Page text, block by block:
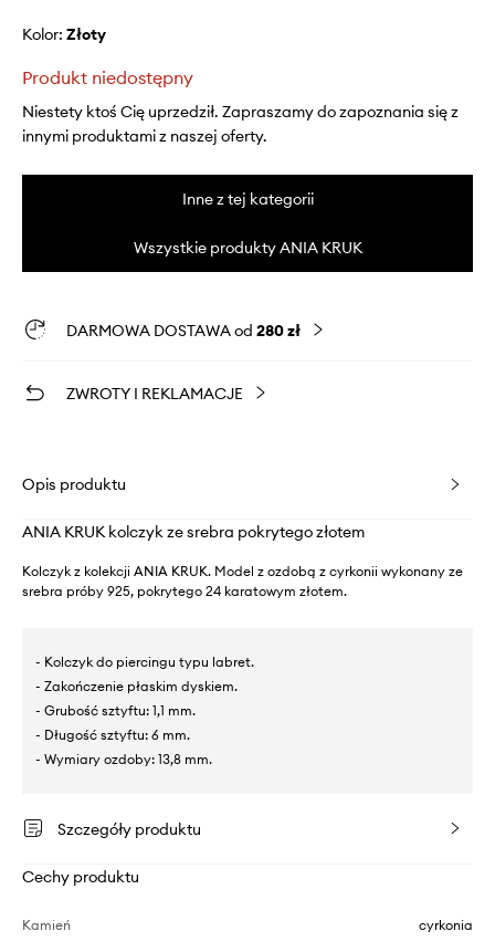
Kolor: złoty
Produkt niedostępny
Niestety ktoś Cię uprzedził. Zapraszamy do zapoznania się z
innymi produktami z naszej oferty.
Inne z tej kategorii
Wszystkie produkty ANIA KRUK
DARMOWA DOSTAWA od 280 zł
ZWROTY I REKLAMACJE
Opis produktu
ANIA KRUK kolczyk ze srebra pokrytego złotem
Kolczyk z kolekcji ANIA KRUK. Model z ozdobą z cyrkonii wykonany ze
srebra próby 925, pokrytego 24 karatowym złotem.
- Kolczyk do piercingu typu labret.
- Zakończenie płaskim dyskiem.
- Grubość sztyftu: 1,1 mm.
- Długość sztyftu: 6 mm.
- Wymiary ozdoby: 13,8 mm.
Szczegóły produktu
Cechy produktu
Kamień cyrkonia